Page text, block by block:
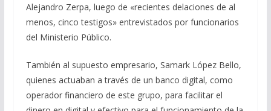
Alejandro Zerpa, luego de «recientes delaciones de al
menos, cinco testigos» entrevistados por funcionarios
del Ministerio Público.
También al supuesto empresario, Samark López Bello,
quienes actuaban a través de un banco digital, como
operador financiero de este grupo, para facilitar el